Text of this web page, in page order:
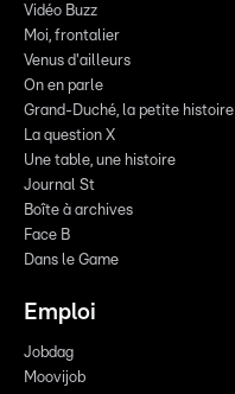
Vidéo Buzz
Moi, frontalier
Venus d'ailleurs
On en parle
Grand-Duché, la petite histoire
La question X
Une table, une histoire
Journal St
Boîte à archives
Face B
Dans le Game
Emploi
Jobdag
Moovijob